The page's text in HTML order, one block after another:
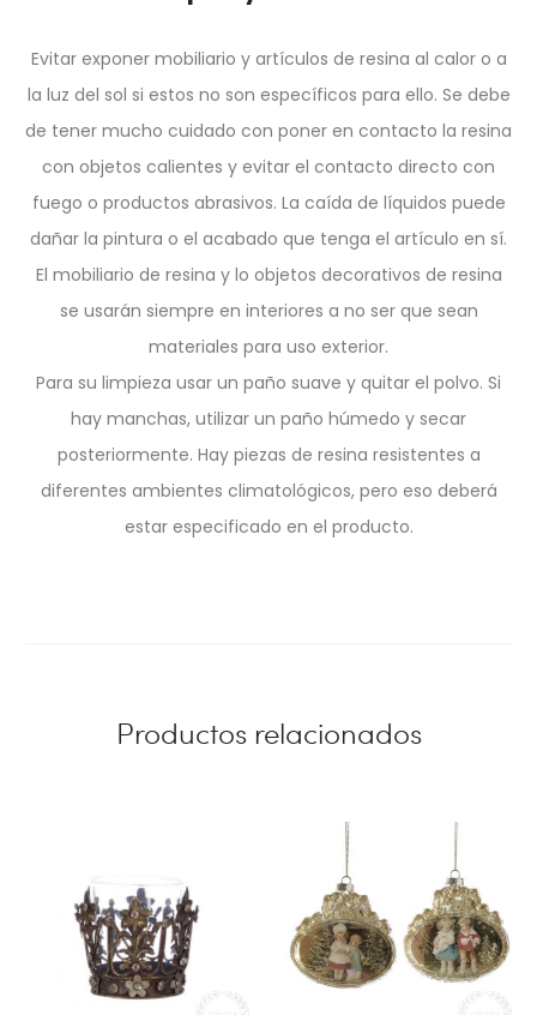
Evitar exponer mobiliario y artículos de resina al calor o a
la luz del sol si estos no son específicos para ello. Se debe
de tener mucho cuidado con poner en contacto la resina
con objetos calientes y evitar el contacto directo con
fuego o productos abrasivos. La caída de líquidos puede
dañar la pintura o el acabado que tenga el artículo en sí.
El mobiliario de resina y lo objetos decorativos de resina
se usarán siempre en interiores a no ser que sean
materiales para uso exterior.
Para su limpieza usar un paño suave y quitar el polvo. Si
hay manchas, utilizar un paño húmedo y secar
posteriormente. Hay piezas de resina resistentes a
diferentes ambientes climatológicos, pero eso deberá
estar especificado en el producto.
Productos relacionados